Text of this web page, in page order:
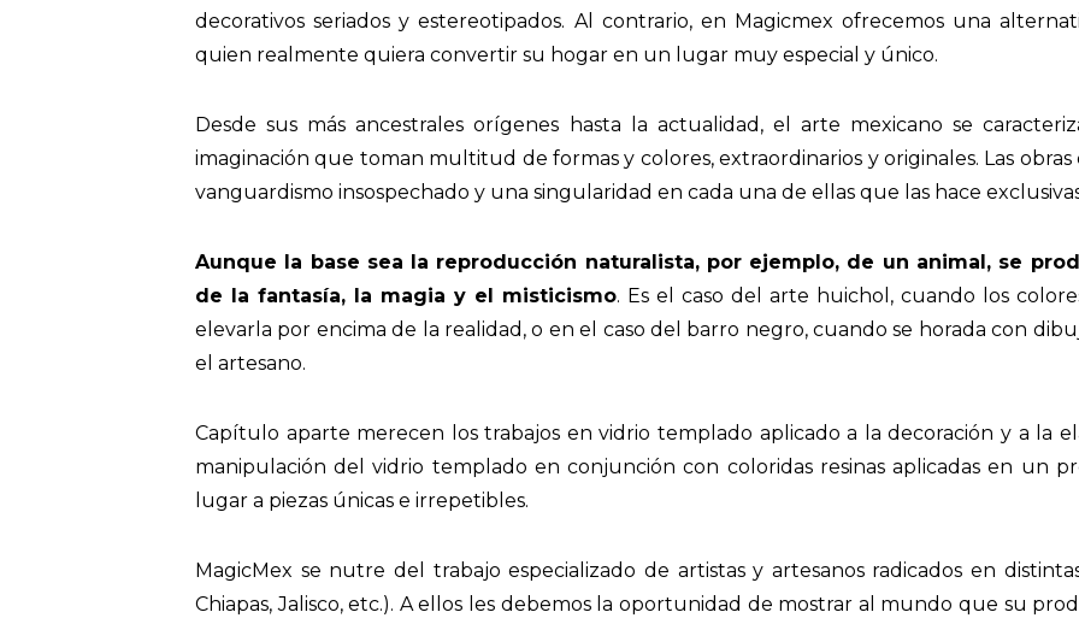
decorativos seriados y estereotipados. Al contrario, en Magicmex ofrecemos una
quien realmente quiera convertir su hogar en un lugar muy especial y único.
Desde sus más ancestrales orígenes hasta la actualidad, el arte mexicano se
imaginación que toman multitud de formas y colores, extraordinarios y originales. Las
vanguardismo insospechado y una singularidad en cada una de ellas que las hace
Aunque la base sea la reproducción naturalista, por ejemplo, de un animal, se
de la fantasía, la magia y el misticismo. Es el caso del arte huichol, cuando los
elevarla por encima de la realidad, o en el caso del barro negro, cuando se horada con
el artesano.
Capítulo aparte merecen los trabajos en vidrio templado aplicado a la decoración y a la
manipulación del vidrio templado en conjunción con coloridas resinas aplicadas en un
lugar a piezas únicas e irrepetibles.
MagicMex se nutre del trabajo especializado de artistas y artesanos radicados en
Chiapas, Jalisco, etc.). A ellos les debemos la oportunidad de mostrar al mundo que su